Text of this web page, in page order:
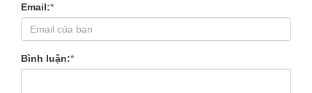
Email:*
Bình luận:*